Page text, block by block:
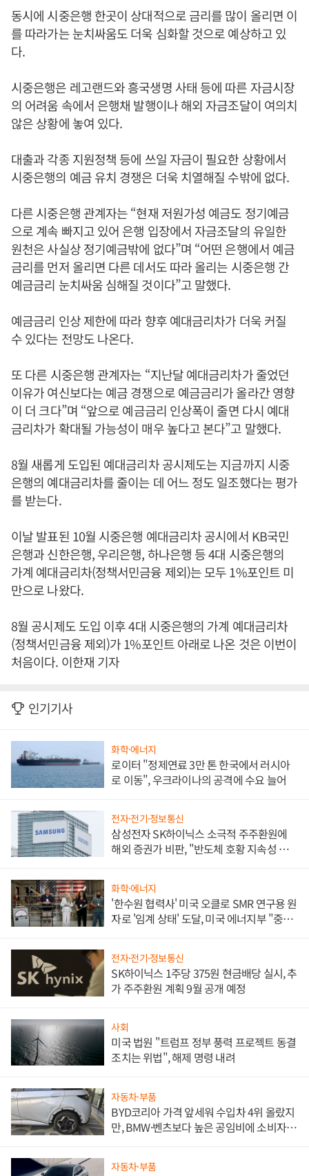
동시에 시중은행 한곳이 상대적으로 금리를 많이 올리면 이
를 따라가는 눈치싸움도 더욱 심화할 것으로 예상하고 있
다.
시중은행은 레고랜드와 흥국생명 사태 등에 따른 자금시장
의 어려움 속에서 은행채 발행이나 해외 자금조달이 여의치
않은 상황에 놓여 있다.
대출과 각종 지원정책 등에 쓰일 자금이 필요한 상황에서
시중은행의 예금 유치 경쟁은 더욱 치열해질 수밖에 없다.
다른 시중은행 관계자는 “현재 저원가성 예금도 정기예금
으로 계속 빠지고 있어 은행 입장에서 자금조달의 유일한
원천은 사실상 정기예금밖에 없다”며 “어떤 은행에서 예금
금리를 먼저 올리면 다른 데서도 따라 올리는 시중은행 간
예금금리 눈치싸움 심해질 것이다”고 말했다.
예금금리 인상 제한에 따라 향후 예대금리차가 더욱 커질
수 있다는 전망도 나온다.
또 다른 시중은행 관계자는 “지난달 예대금리차가 줄었던
이유가 여신보다는 예금 경쟁으로 예금금리가 올라간 영향
이 더 크다”며 “앞으로 예금금리 인상폭이 줄면 다시 예대
금리차가 확대될 가능성이 매우 높다고 본다”고 말했다.
8월 새롭게 도입된 예대금리차 공시제도는 지금까지 시중
은행의 예대금리차를 줄이는 데 어느 정도 일조했다는 평가
를 받는다.
이날 발표된 10월 시중은행 예대금리차 공시에서 KB국민
은행과 신한은행, 우리은행, 하나은행 등 4대 시중은행의
가계 예대금리차(정책서민금융 제외)는 모두 1%포인트 미
만으로 나왔다.
8월 공시제도 도입 이후 4대 시중은행의 가계 예대금리차
(정책서민금융 제외)가 1%포인트 아래로 나온 것은 이번이
처음이다. 이한재 기자
인기기사
화학·에너지
로이터 "정제연료 3만 톤 한국에서 러시아
로 이동", 우크라이나의 공격에 수요 늘어
전자·전기·정보통신
삼성전자 SK하이닉스 소극적 주주환원에
해외 증권가 비판, "반도체 호황 지속성 의
화학·에너지
'한수원 협력사' 미국 오클로 SMR 연구용 원
자로 '임계 상태' 도달, 미국 에너지부 "중요
전자·전기·정보통신
SK하이닉스 1주당 375원 현금배당 실시, 추
가 주주환원 계획 9월 공개 예정
사회
미국 법원 "트럼프 정부 풍력 프로젝트 동결
조치는 위법", 해제 명령 내려
자동차·부품
BYD코리아 가격 앞세워 수입차 4위 올랐지
만, BMW·벤츠보다 높은 공임비에 소비자
자동차·부품